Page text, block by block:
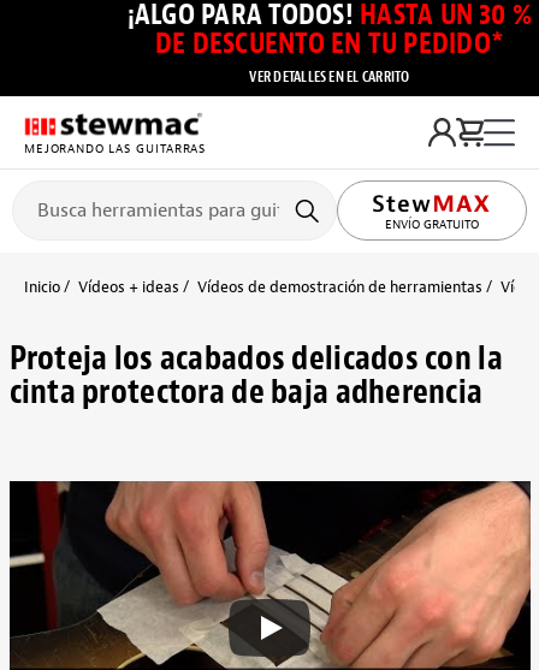
¡ALGO PARA TODOS! HASTA UN 30 %
DE DESCUENTO EN TU PEDIDO*
VER DETALLES EN EL CARRITO
MEJORANDO LAS GUITARRAS
ENVÍO GRATUITO
Inicio Vídeos + ideas Vídeos de demostración de herramientas
Proteja los acabados delicados con la
cinta protectora de baja adherencia